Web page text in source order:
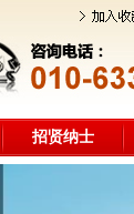
招贤纳士